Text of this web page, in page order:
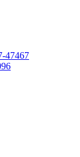
47467